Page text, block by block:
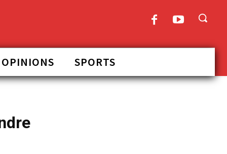
OPINIONS SPORTS